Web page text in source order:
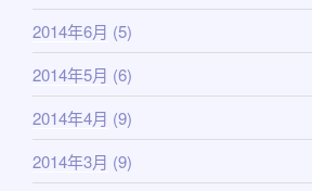
2014年6月 (5)
2014年5月 (6)
2014年4月 (9)
2014年3月 (9)